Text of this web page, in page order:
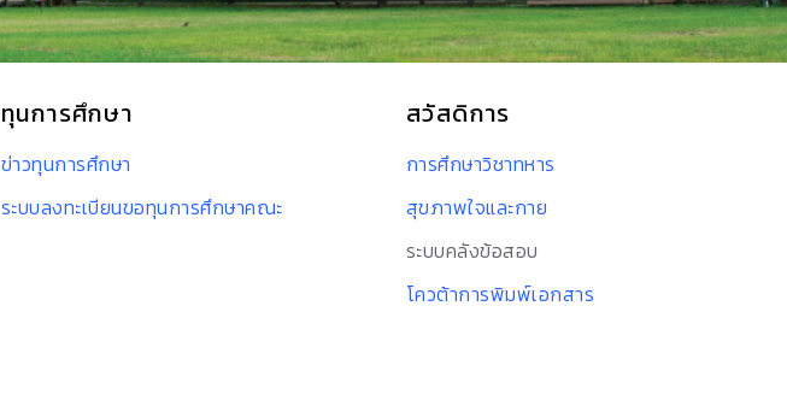
ทุนการศึกษา
ข่าวทุนการศึกษา
ระบบลงทะเบียนขอทุนการศึกษาคณะ
สวัสดิการ
การศึกษาวิชาทหาร
สุขภาพใจและกาย
ระบบคลังข้อสอบ
โควต้าการพิมพ์เอกสาร